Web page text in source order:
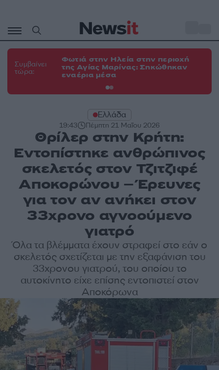
περιεχόμενο
Συμβαίνει
τώρα:
Φωτιά στην Ηλεία στην περιοχή
της Αγίας Μαρίνας: Σηκώθηκαν
εναέρια μέσα
Ελλάδα
19:43 Πέμπτη 21 Μαΐου 2026
Θρίλερ στην Κρήτη:
Εντοπίστηκε ανθρώπινος
σκελετός στον Τζιτζιφέ
Αποκορώνου – Έρευνες
για τον αν ανήκει στον
33χρονο αγνοούμενο
γιατρό
Όλα τα βλέμματα έχουν στραφεί στο εάν ο
σκελετός σχετίζεται με την εξαφάνιση του
33χρονου γιατρού, του οποίου το
αυτοκίνητο είχε επίσης εντοπιστεί στον
Αποκόρωνα